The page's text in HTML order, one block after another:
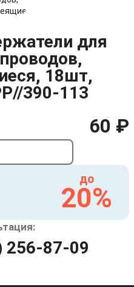
для
18шт,
390-113
60 ₽
до
20%
256-87-09